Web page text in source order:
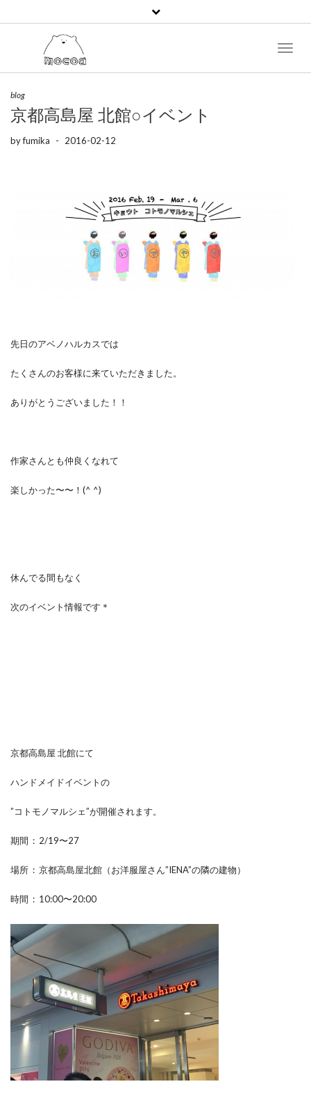
blog
京都高島屋 北館○イベント
byfumika - 2016-02-12
先日のアベノハルカスでは
たくさんのお客様に来ていただきました。
ありがとうございました！！
作家さんとも仲良くなれて
楽しかった〜〜！(^ ^)
休んでる間もなく
次のイベント情報です＊
京都高島屋 北館にて
ハンドメイドイベントの
”コトモノマルシェ”が開催されます。
期間 : 2/19〜27
場所 : 京都高島屋北館（お洋服屋さん”IENA”の隣の建物）
時間 : 10:00〜20:00